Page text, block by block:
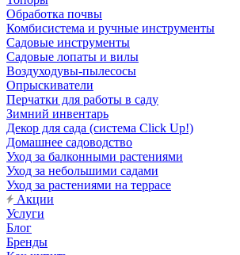
Обработка почвы
Комбисистема и ручные инструменты
Садовые инструменты
Садовые лопаты и вилы
Воздуходувы-пылесосы
Опрыскиватели
Перчатки для работы в саду
Зимний инвентарь
Декор для сада (система Click Up!)
Домашнее садоводство
Уход за балконными растениями
Уход за небольшими садами
Уход за растениями на террасе
Акции
Услуги
Блог
Бренды